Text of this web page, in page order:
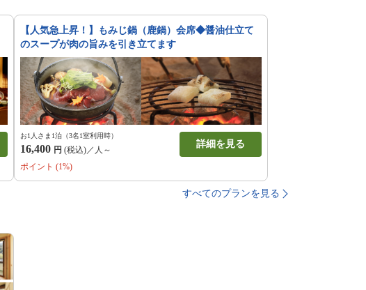
【人気急上昇！】もみじ鍋（鹿鍋）会席◆醤油仕立て
のスープが肉の旨みを引き立てます
お1人さま1泊（3名1室利用時）
16,400 円 (税込)／人～
詳細を見る
ポイント (1%)
すべてのプランを見る